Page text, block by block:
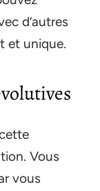
d’autres
et unique.
Vous
vous